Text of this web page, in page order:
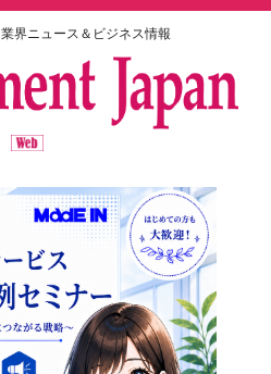
界ニュース＆ビジネス情報